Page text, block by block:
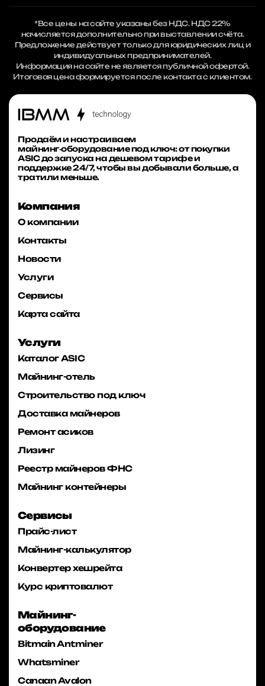
*Все цены на сайте указаны без НДС. НДС 22%
начисляется дополнительно при выставлении счёта.
Предложение действует только для юридических лиц и
индивидуальных предпринимателей.
Информация на сайте не является публичной офертой.
Итоговая цена формируется после контакта с клиентом.
Продаём и настраиваем
майнинг‑оборудование под ключ: от покупки
ASIC до запуска на дешевом тарифе и
поддержке 24/7, чтобы вы добывали больше, а
тратили меньше.
Компания
О компании
Контакты
Новости
Услуги
Сервисы
Карта сайта
Услуги
Каталог ASIC
Майнинг-отель
Строительство под ключ
Доставка майнеров
Ремонт асиков
Лизинг
Реестр майнеров ФНС
Майнинг контейнеры
Сервисы
Прайс-лист
Майнинг-калькулятор
Конвертер хешрейта
Курс криптовалют
Майнинг-
оборудование
Bitmain Antminer
Whatsminer
Canaan Avalon